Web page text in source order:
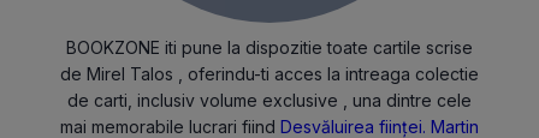
BOOKZONE iti pune la dispozitie toate cartile scrise
de Mirel Talos , oferindu-ti acces la intreaga colectie
de carti, inclusiv volume exclusive , una dintre cele
mai memorabile lucrari fiind Desvăluirea ființei. Martin